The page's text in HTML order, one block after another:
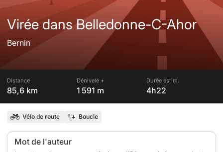
Virée dans Belledonne-C-Ahor
Bernin
Distance
85,6 km
Dénivelé +
1 591 m
Durée estim.
4h22
Vélo de route Boucle
Mot de l'auteur